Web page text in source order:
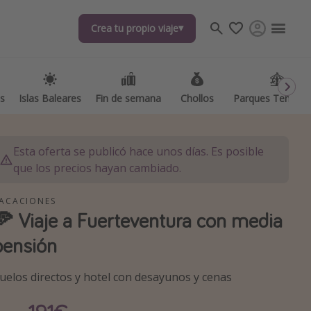
Crea tu propio viaje
Islas Baleares Fin de semana Chollos Parques
Crea tu propio viaje
Islas Baleares Fin de semana Chollos Parques
destinos
Esta oferta se publicó hace unos días. Es posible
que los precios hayan cambiado.
Viaje a Fuerteventura con media
directos y hotel con desayunos y cenas